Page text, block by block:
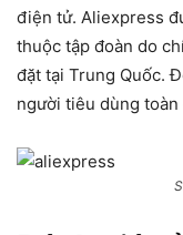
điện tử. Aliexpress
thuộc tập đoàn do
đặt tại Trung Quốc.
người tiêu dùng toàn